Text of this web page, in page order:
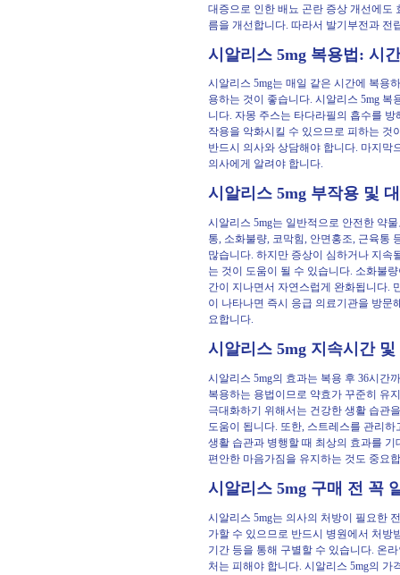
대증으로 인한 배뇨 곤란 증상 개선에도
름을 개선합니다. 따라서 발기부전과 전
시알리스 5mg 복용법: 시
시알리스 5mg는 매일 같은 시간에 복용
용하는 것이 좋습니다. 시알리스 5mg
니다. 자몽 주스는 타다라필의 흡수를
작용을 악화시킬 수 있으므로 피하는 것
반드시 의사와 상담해야 합니다. 마지막
의사에게 알려야 합니다.
시알리스 5mg 부작용 및
시알리스 5mg는 일반적으로 안전한 약
통, 소화불량, 코막힘, 안면홍조, 근육통
많습니다. 하지만 증상이 심하거나 지속
는 것이 도움이 될 수 있습니다. 소화불
간이 지나면서 자연스럽게 완화됩니다.
이 나타나면 즉시 응급 의료기관을 방문
요합니다.
시알리스 5mg 지속시간
시알리스 5mg의 효과는 복용 후 36시간
복용하는 용법이므로 약효가 꾸준히 유
극대화하기 위해서는 건강한 생활 습관
도움이 됩니다. 또한, 스트레스를 관리
생활 습관과 병행할 때 최상의 효과를
편안한 마음가짐을 유지하는 것도 중요
시알리스 5mg 구매 전 꼭
시알리스 5mg는 의사의 처방이 필요한
가할 수 있으므로 반드시 병원에서 처방
기간 등을 통해 구별할 수 있습니다. 온
처는 피해야 합니다. 시알리스 5mg의